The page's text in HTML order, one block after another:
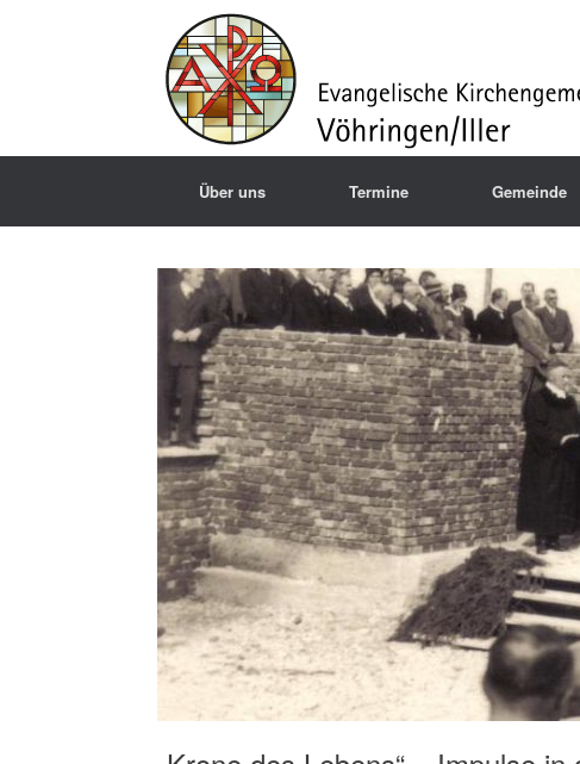
Über uns Termine Gemeinde